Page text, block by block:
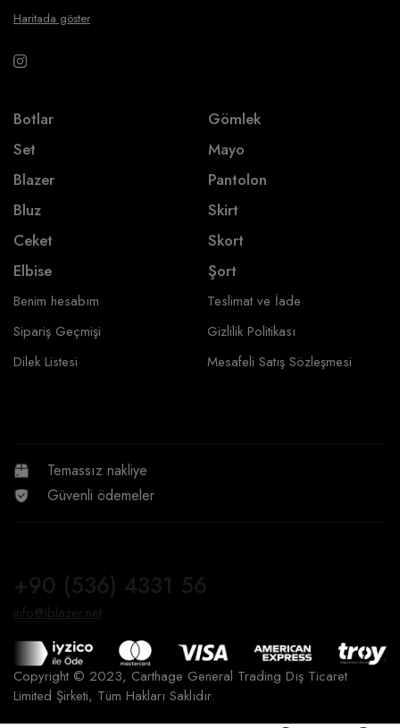
Haritada göster
Botlar
Set
Blazer
Bluz
Ceket
Elbise
Gömlek
Mayo
Pantolon
Skirt
Skort
Şort
Benim hesabım
Sipariş Geçmişi
Dilek Listesi
Teslimat ve İade
Gizlilik Politikası
Mesafeli Satış Sözleşmesi
Temassız nakliye
Güvenli ödemeler
+90 (536) 4331 56
info@iblazer.net
Copyright © 2023, Carthage General Trading Dış Ticaret
Limited Şirketi, Tüm Hakları Saklıdır.